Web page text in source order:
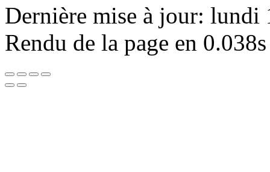
Dernière mise à jour:
Rendu de la page en 0.038s